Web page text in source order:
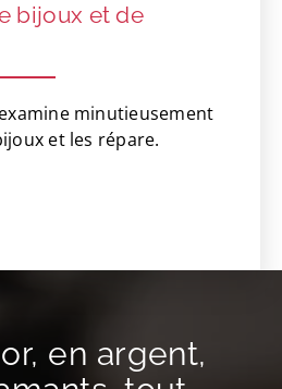
bijoux et de
minutieusement
et les répare.
en argent,